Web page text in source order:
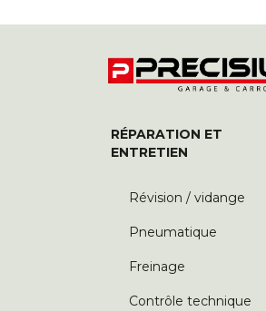
RÉPARATION ET
ENTRETIEN
Révision / vidange
Pneumatique
Freinage
Contrôle technique